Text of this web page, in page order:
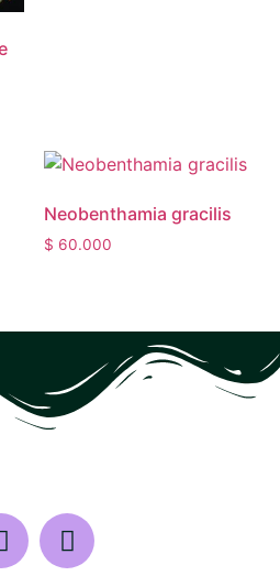
Neobenthamia gracilis
$ 60.000